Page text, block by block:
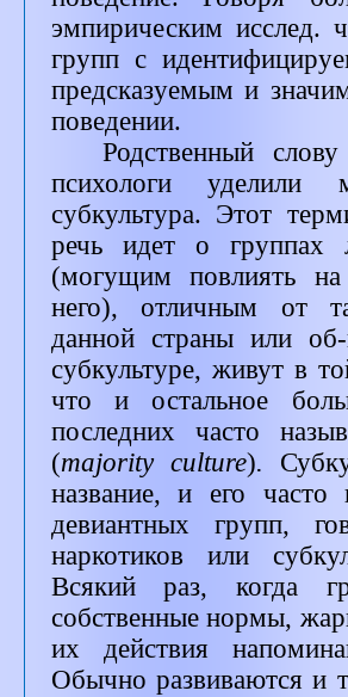
эмпирическим исслед.
групп с
предсказуемым и
поведении.
Родственный
психологи
субкультура. Этот
речь идет о группах
(могущим повлиять
него), отличным от
данной страны или
субкультуре, живут в
что и остальное
последних часто
(majority culture).
название, и его часто
девиантных групп,
наркотиков или
Всякий раз, когда
собственные нормы,
их действия
Обычно развиваются и